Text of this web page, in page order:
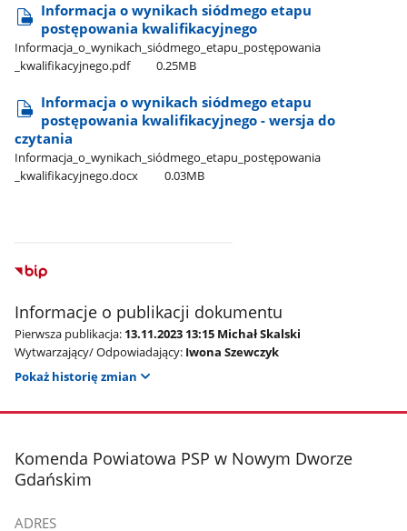
Informacja o wynikach siódmego etapu
postępowania kwalifikacyjnego
Informacja​_o​_wynikach​_siódmego​_etapu​_postępowania​
_kwalifikacyjnego.pdf
0.25MB
Informacja o wynikach siódmego etapu
postępowania kwalifikacyjnego - wersja do
czytania
Informacja​_o​_wynikach​_siódmego​_etapu​_postępowania​
_kwalifikacyjnego.docx
0.03MB
Informacje o publikacji dokumentu
Pierwsza publikacja: 13.11.2023 13:15 Michał Skalski
Wytwarzający/ Odpowiadający: Iwona Szewczyk
Pokaż historię zmian
stopka
Komenda Powiatowa PSP w Nowym Dworze
Gdańskim
ADRES